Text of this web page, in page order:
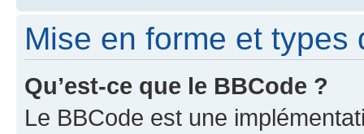
Mise en forme et types
Qu’est-ce que le BBCode ?
Le BBCode est une